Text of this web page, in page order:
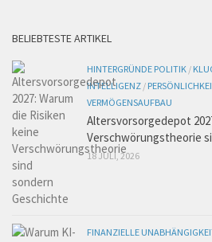
BELIEBTESTE ARTIKEL
HINTERGRÜNDE POLITIK /
INTELLIGENZ /
VERMÖGENSAUFBAU
Altersvorsorgedepot
Verschwörungstheorie
18 JULI, 2026
FINANZIELLE